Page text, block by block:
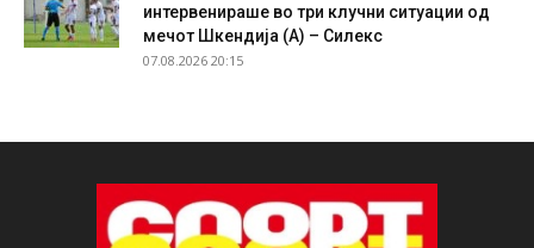
интервенираше во три клучни ситуации од
мечот Шкендија (А) – Силекс
07.08.2026 20:15